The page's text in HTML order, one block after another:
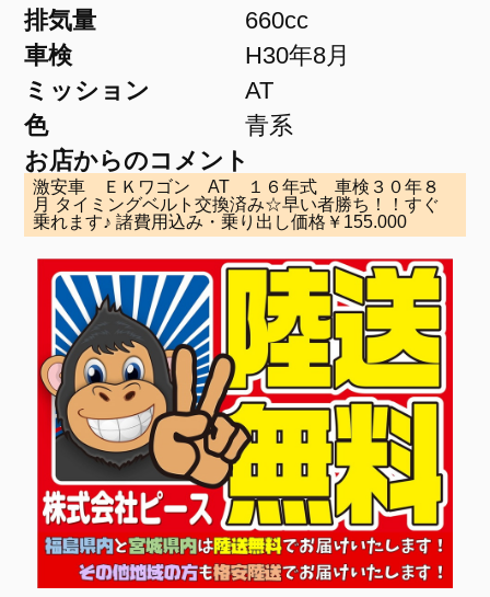
排気量
660cc
車検
H30年8月
ミッション
AT
色
青系
お店からのコメント
激安車 ＥＫワゴン AT １６年式 車検３０年８
月 タイミングベルト交換済み☆早い者勝ち！！すぐ
乗れます♪ 諸費用込み・乗り出し価格￥155.000